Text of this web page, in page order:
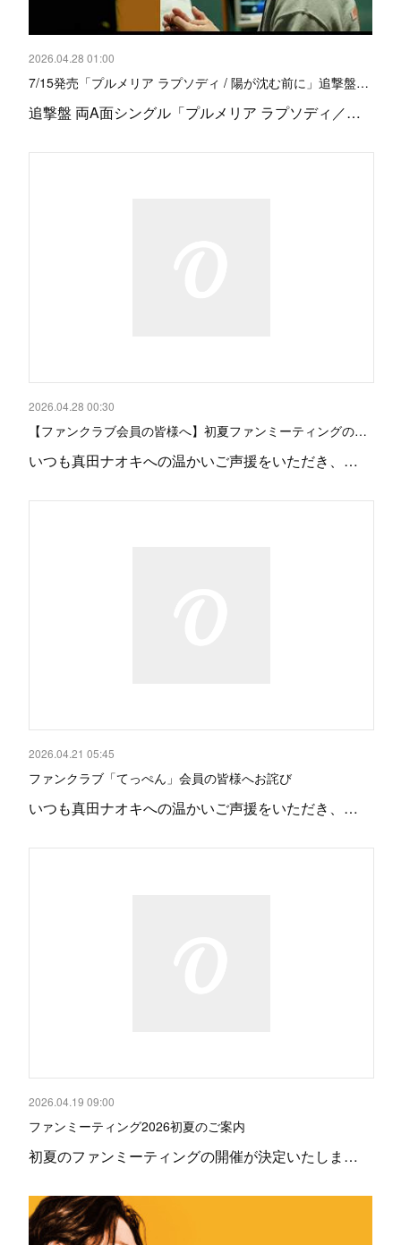
2026.04.28 01:00
7/15発売「プルメリア ラプソディ / 陽が沈む前に」追撃盤…
追撃盤 両A面シングル「プルメリア ラプソディ／…
2026.04.28 00:30
【ファンクラブ会員の皆様へ】初夏ファンミーティングの…
いつも真田ナオキへの温かいご声援をいただき、…
2026.04.21 05:45
ファンクラブ「てっぺん」会員の皆様へお詫び
いつも真田ナオキへの温かいご声援をいただき、…
2026.04.19 09:00
ファンミーティング2026初夏のご案内
初夏のファンミーティングの開催が決定いたしま…